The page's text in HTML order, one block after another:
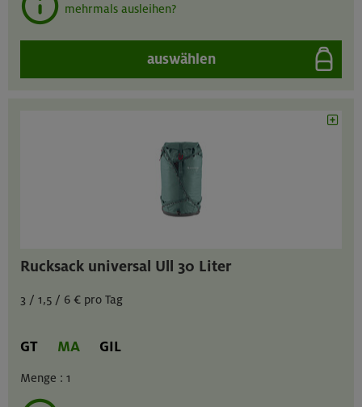
mehrmals ausleihen?
auswählen
Rucksack universal Ull 30 Liter
3 / 1,5 / 6 € pro Tag
GT MA GIL
Menge : 1